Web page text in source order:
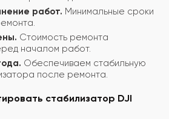
работ. Минимальные сроки
Стоимость ремонта
началом работ.
Обеспечиваем стабильную
после ремонта.
стабилизатор DJI